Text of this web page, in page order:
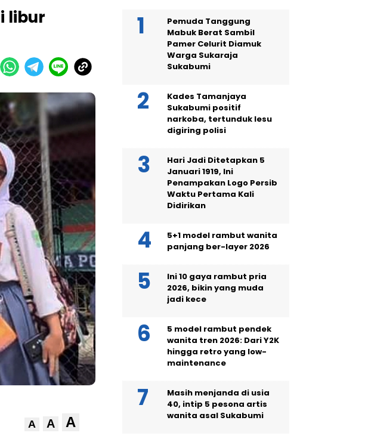
libur
A A A
Pemuda Tanggung
Mabuk Berat Sambil
Pamer Celurit Diamuk
Warga Sukaraja
Sukabumi
Kades Tamanjaya
Sukabumi positif
narkoba, tertunduk lesu
digiring polisi
Hari Jadi Ditetapkan 5
Januari 1919, Ini
Penampakan Logo Persib
Waktu Pertama Kali
Didirikan
5+1 model rambut wanita
panjang ber-layer 2026
Ini 10 gaya rambut pria
2026, bikin yang muda
jadi kece
5 model rambut pendek
wanita tren 2026: Dari Y2K
hingga retro yang low-
maintenance
Masih menjanda di usia
40, intip 5 pesona artis
wanita asal Sukabumi